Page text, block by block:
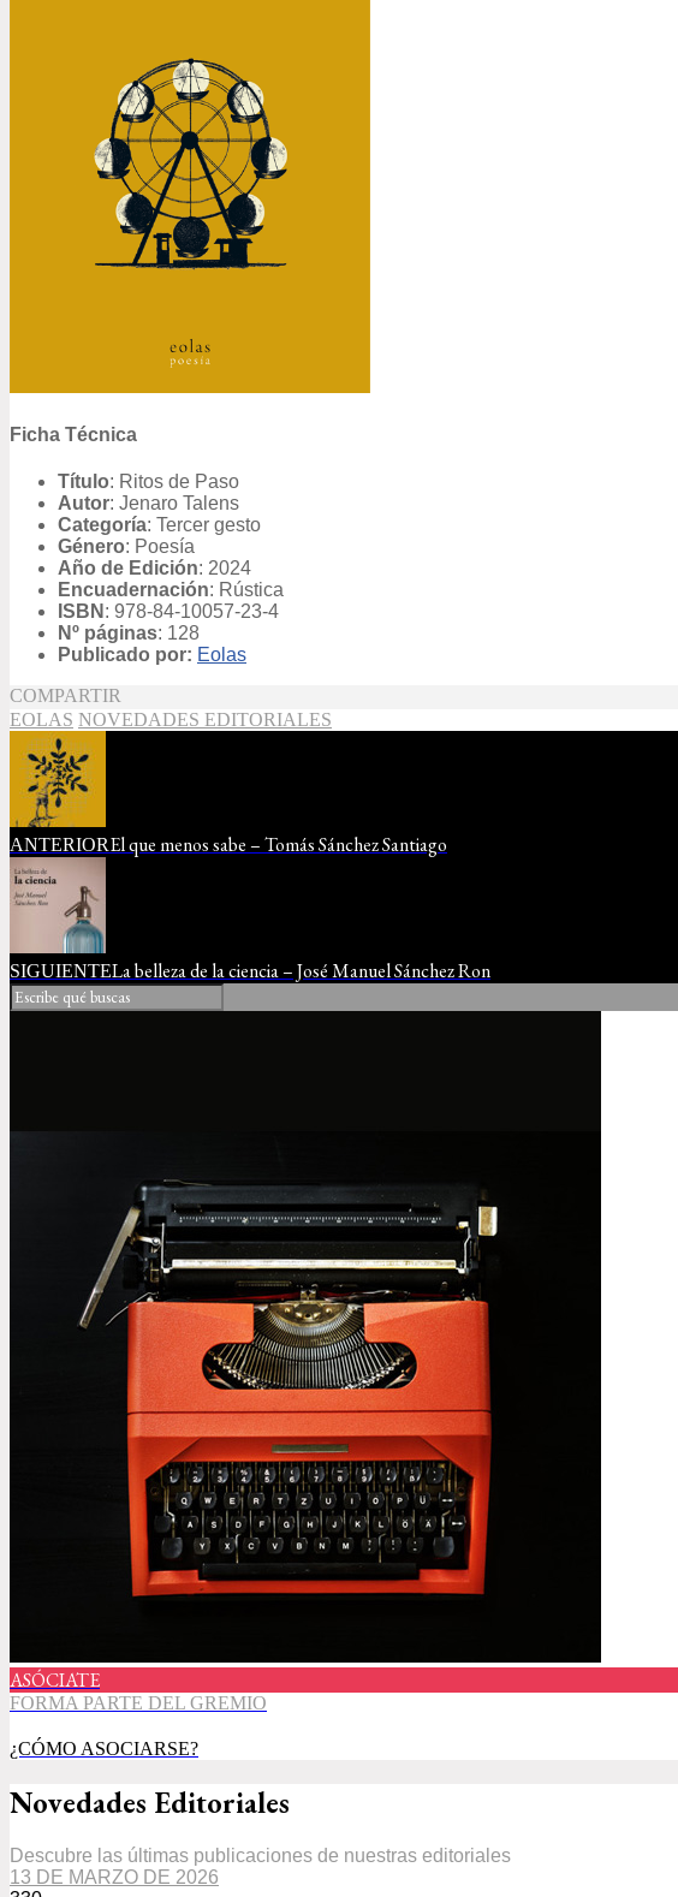
Ficha Técnica
Título: Ritos de Paso
Autor: Jenaro Talens
Categoría: Tercer gesto
Género: Poesía
Año de Edición: 2024
Encuadernación: Rústica
ISBN : 978-84-10057-23-4
Nº páginas: 128
Publicado por: Eolas
COMPARTIR
EOLAS NOVEDADES EDITORIALES
ANTERIOREl que menos sabe – Tomás Sánchez Santiago
SIGUIENTELa belleza de la ciencia – José Manuel Sánchez Ron
ASÓCIATE
FORMA PARTE DEL GREMIO
¿CÓMO ASOCIARSE?
Novedades Editoriales
Descubre las últimas publicaciones de nuestras editoriales
13 DE MARZO DE 2026